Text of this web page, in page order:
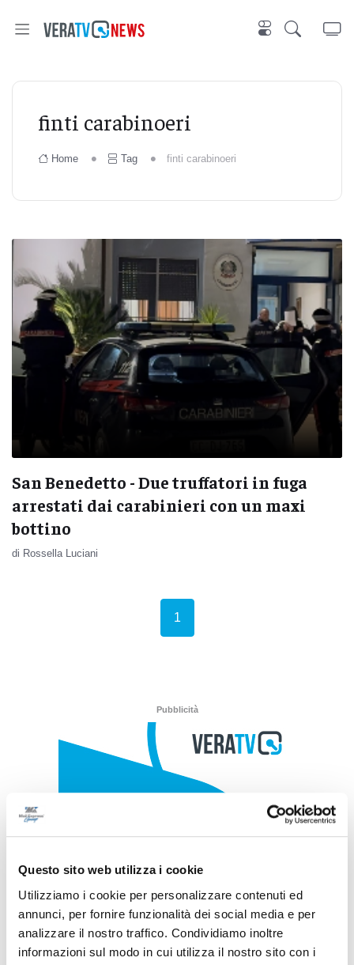
Questo sito web utilizza i cookie
Utilizziamo i cookie per personalizzare contenuti ed
annunci, per fornire funzionalità dei social media e per
analizzare il nostro traffico. Condividiamo inoltre
informazioni sul modo in cui utilizza il nostro sito con i
finti carabinoeri
Home Tag finti carabinoeri
San Benedetto - Due truffatori in fuga
arrestati dai carabinieri con un maxi
bottino
di Rossella Luciani
1
Pubblicità